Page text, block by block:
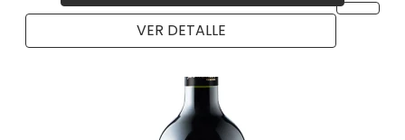
VER DETALLE